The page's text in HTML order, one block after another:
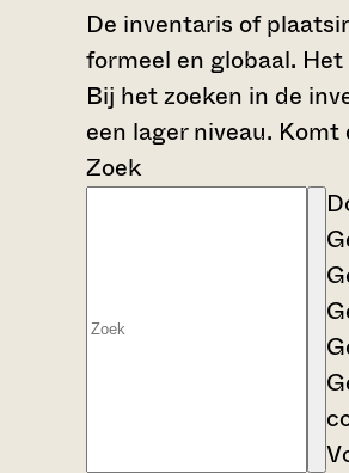
De inventaris of
formeel en globaal.
Bij het zoeken in de
een lager niveau.
Zoek